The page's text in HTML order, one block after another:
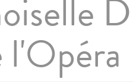
l'Opéra